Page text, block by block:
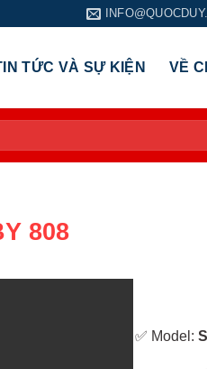
TỨC VÀ SỰ KIỆN VỀ
808
✅ Model: